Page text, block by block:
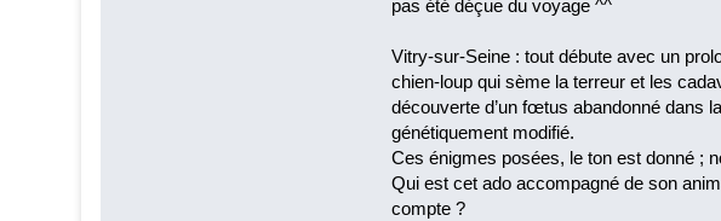
pas été déçue du voyage ^^
Vitry-sur-Seine : tout débute avec un
chien-loup qui sème la terreur et les
découverte d’un fœtus abandonné dans
génétiquement modifié.
Ces énigmes posées, le ton est donné ;
Qui est cet ado accompagné de son
compte ?